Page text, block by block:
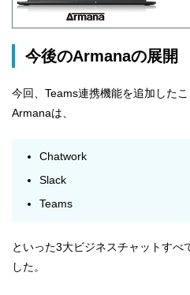
今後のArmanaの展開
今回、Teams連携機能を追加したこ
Armanaは、
Chatwork
Slack
Teams
といった3大ビジネスチャットすべ
した。